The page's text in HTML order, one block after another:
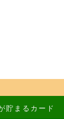
貯まるカード